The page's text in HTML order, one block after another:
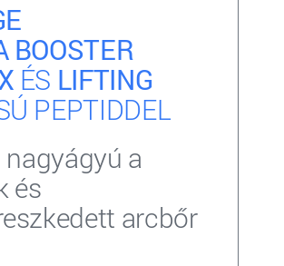
BOOSTER
ÉS LIFTING
PEPTIDDEL
a
és
arcbőr